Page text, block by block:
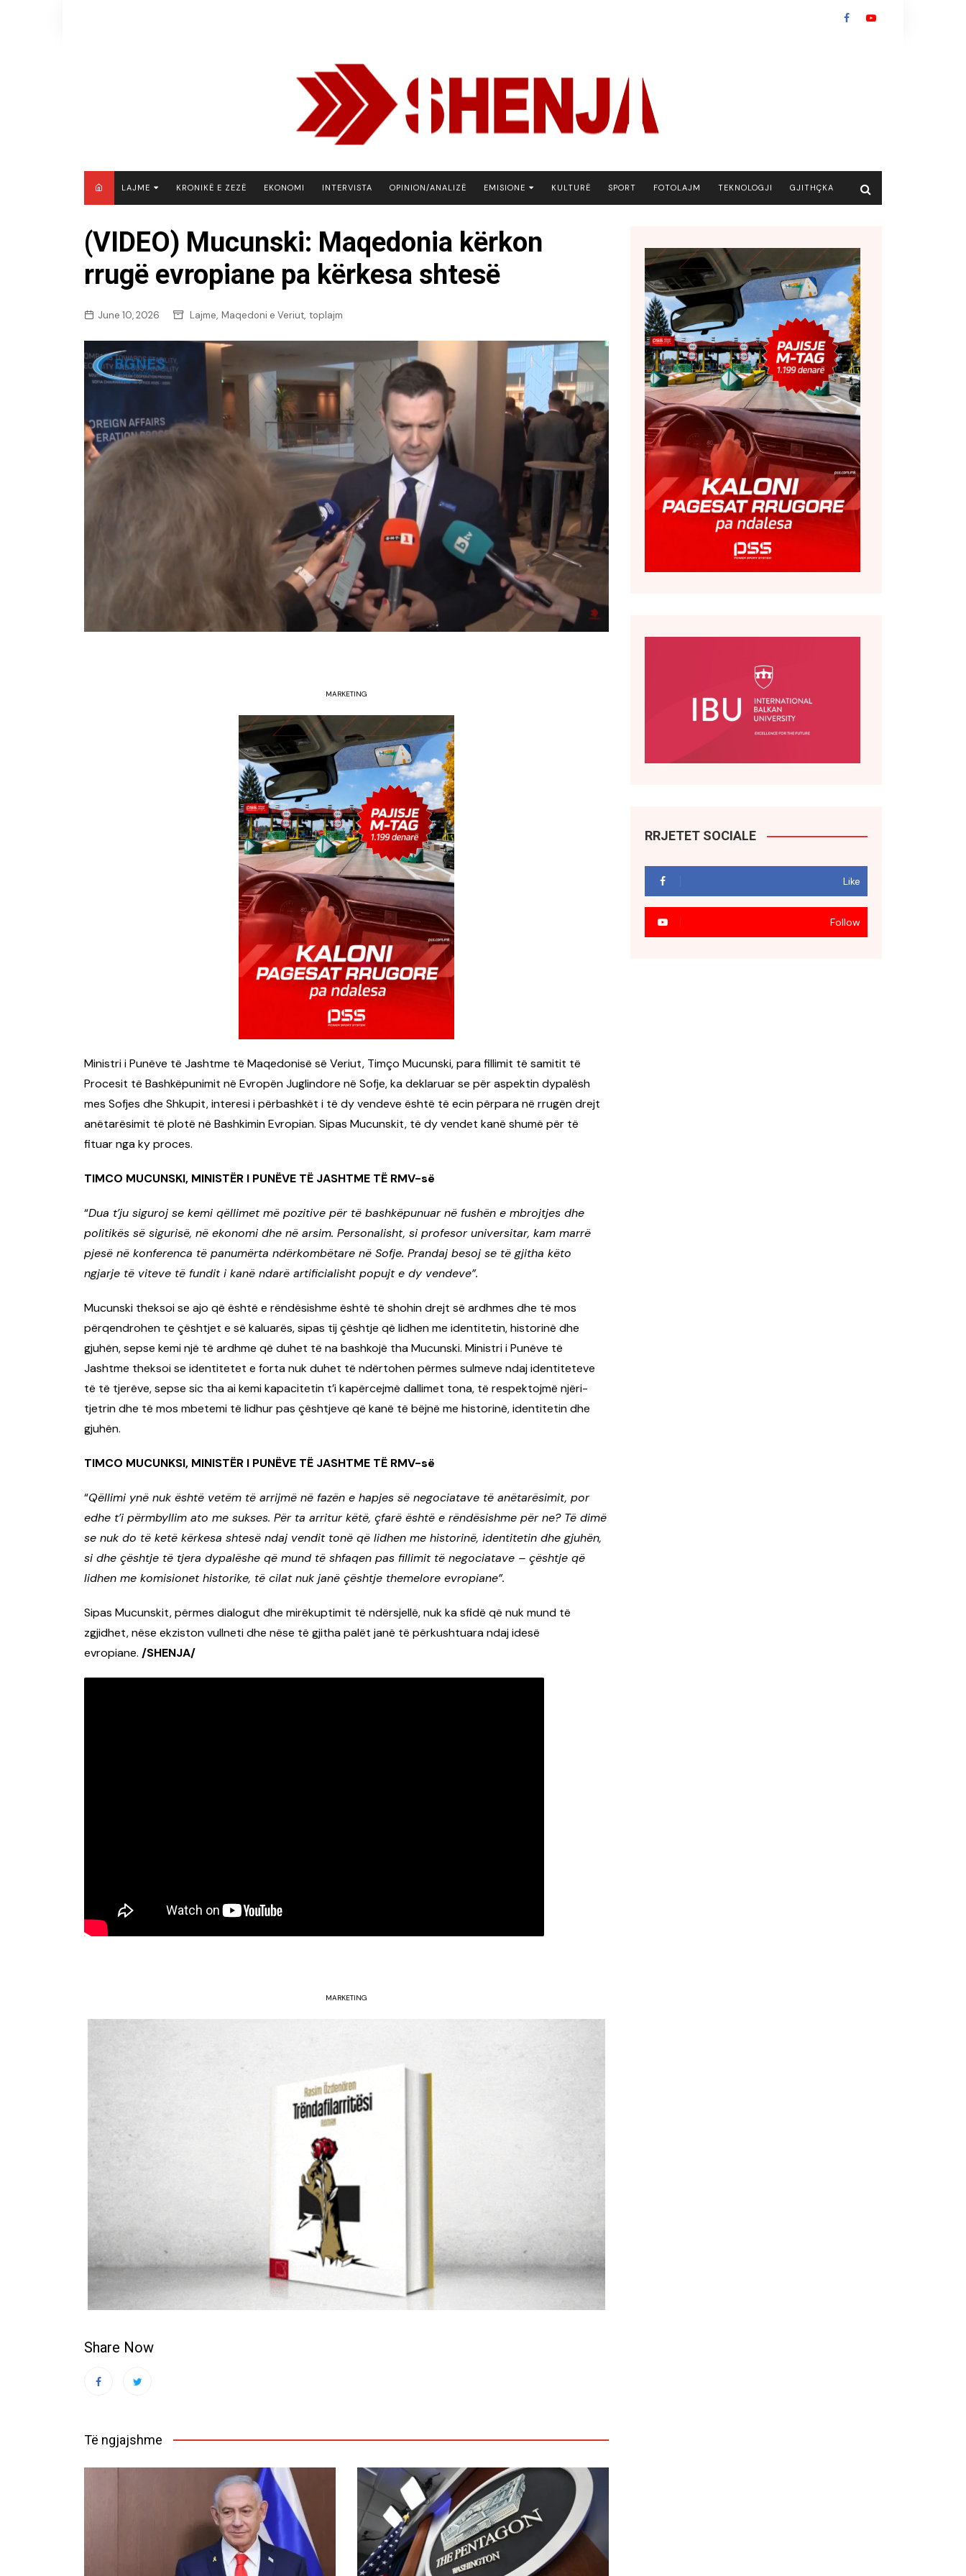
LAJME
KOSOVË
SHQIPËRI
RAJON
BOTË
KRONIKË E ZEZË EKONOMI INTERVISTA OPINION/ANALIZË EMISIONE
BOTA NE FOKUS
EKONOMIKS
INTERVISTA EMISION
KONAKU
KU E KISHIM FJALEN
PARADITE ME NE
PIKËPAMJE
RECETA E DITES
RELAKS
RETRO JAVORE
KULTURË SPORT FOTOLAJM TEKNOLOGJI GJITHÇKA
(VIDEO) Mucunski: Maqedonia kërkon
rrugë evropiane pa kërkesa shtesë
June 10, 2026 Lajme, Maqedoni e Veriut, toplajm
MARKETING
Ministri i Punëve të Jashtme të Maqedonisë së Veriut, Timço Mucunski, para fillimit të samitit të
Procesit të Bashkëpunimit në Evropën Juglindore në Sofje, ka deklaruar se për aspektin dypalësh
mes Sofjes dhe Shkupit, interesi i përbashkët i të dy vendeve është të ecin përpara në rrugën drejt
anëtarësimit të plotë në Bashkimin Evropian. Sipas Mucunskit, të dy vendet kanë shumë për të
fituar nga ky proces.
TIMCO MUCUNSKI, MINISTËR I PUNËVE TË JASHTME TË RMV-së
“Dua t’ju siguroj se kemi qëllimet më pozitive për të bashkëpunuar në fushën e mbrojtjes dhe
politikës së sigurisë, në ekonomi dhe në arsim. Personalisht, si profesor universitar, kam marrë
pjesë në konferenca të panumërta ndërkombëtare në Sofje. Prandaj besoj se të gjitha këto
ngjarje të viteve të fundit i kanë ndarë artificialisht popujt e dy vendeve”.
Mucunski theksoi se ajo që është e rëndësishme është të shohin drejt së ardhmes dhe të mos
përqendrohen te çështjet e së kaluarës, sipas tij çështje që lidhen me identitetin, historinë dhe
gjuhën, sepse kemi një të ardhme që duhet të na bashkojë tha Mucunski. Ministri i Punëve të
Jashtme theksoi se identitetet e forta nuk duhet të ndërtohen përmes sulmeve ndaj identiteteve
të të tjerëve, sepse sic tha ai kemi kapacitetin t’i kapërcejmë dallimet tona, të respektojmë njëri-
tjetrin dhe të mos mbetemi të lidhur pas çështjeve që kanë të bëjnë me historinë, identitetin dhe
gjuhën.
TIMCO MUCUNKSI, MINISTËR I PUNËVE TË JASHTME TË RMV-së
“Qëllimi ynë nuk është vetëm të arrijmë në fazën e hapjes së negociatave të anëtarësimit, por
edhe t’i përmbyllim ato me sukses. Për ta arritur këtë, çfarë është e rëndësishme për ne? Të dimë
se nuk do të ketë kërkesa shtesë ndaj vendit tonë që lidhen me historinë, identitetin dhe gjuhën,
si dhe çështje të tjera dypalëshe që mund të shfaqen pas fillimit të negociatave – çështje që
lidhen me komisionet historike, të cilat nuk janë çështje themelore evropiane”.
Sipas Mucunskit, përmes dialogut dhe mirëkuptimit të ndërsjellë, nuk ka sfidë që nuk mund të
zgjidhet, nëse ekziston vullneti dhe nëse të gjitha palët janë të përkushtuara ndaj idesë
evropiane. /SHENJA/
MARKETING
Share Now
Të ngjajshme
RRJETET SOCIALE
Like
Follow